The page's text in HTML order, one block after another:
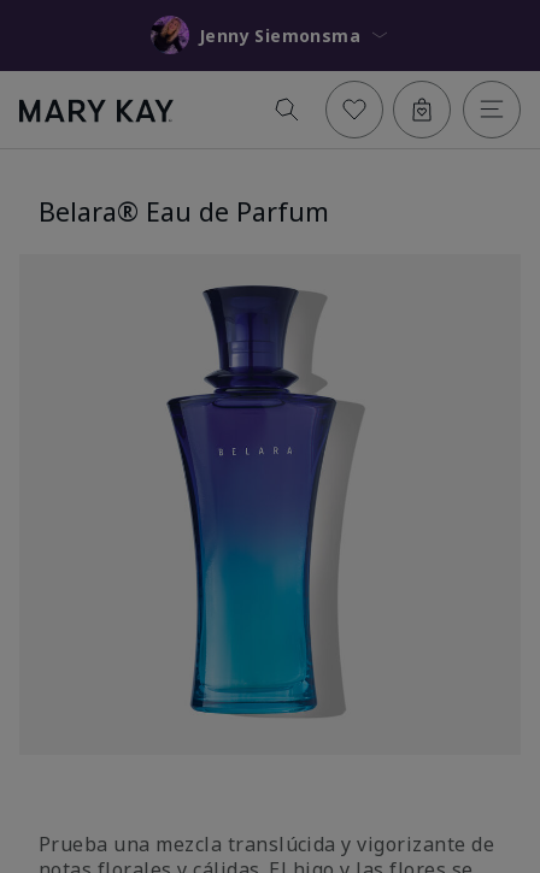
Jenny Siemonsma
Belara® Eau de Parfum
Prueba una mezcla translúcida y vigorizante de